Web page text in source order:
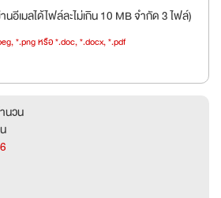
อีเมลได้ไฟล์ละไม่เกิน 10 MB จำกัด 3 ไฟล์)
*.png หรือ *.doc, *.docx, *.pdf
นวน